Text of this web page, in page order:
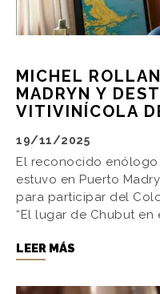
MICHEL
MADRYN Y
VITIVINÍCOLA
19/11/2025
El reconocido
estuvo en Puerto
para participar del
“El lugar de Chubut en
LEER MÁS